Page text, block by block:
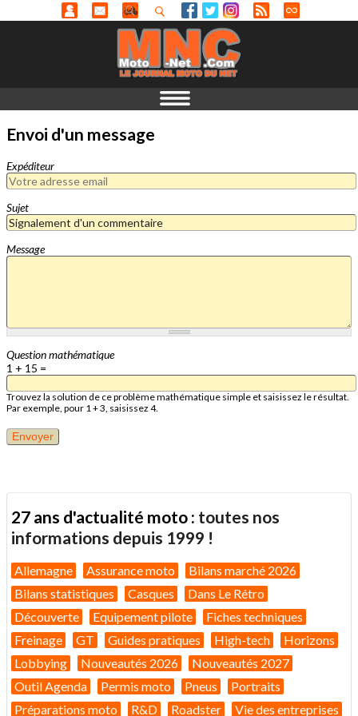
Envoi d'un message
Expéditeur
Sujet
Message
Question mathématique
1 + 15 =
Trouvez la solution de ce problème mathématique simple et saisissez le résultat.
Par exemple, pour 1 + 3, saisissez 4.
27 ans d'actualité moto : toutes nos
informations depuis 1999 !
Allemagne Assurance moto
Bilans marché 2026
Bilans statistiques
Casques
Dans Le Rétro
Découverte
Equipement pilote
Fiches techniques
Freinage
GT Guides pratiques High-tech
Horizons
Lobbying
Nouveautés 2026
Nouveautés 2027
Outil Agenda
Permis moto Pneus
Portraits
Préparations moto
R&D Roadster Vie des entreprises